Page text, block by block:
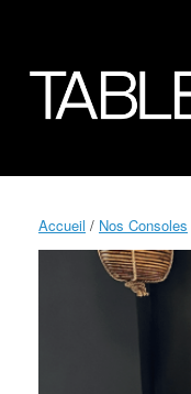
Accueil / Nos Consoles